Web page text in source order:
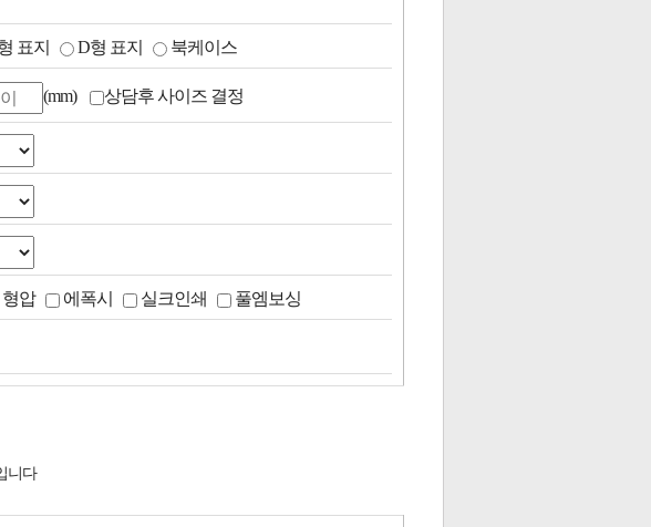
표지 D형 표지 북케이스
(mm) 상담후 사이즈 결정
형압 에폭시 실크인쇄 풀엠보싱
니다